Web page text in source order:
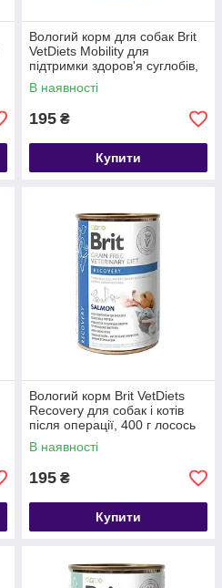
Вологий корм для собак Brit
VetDiets Mobility для
підтримки здоров'я суглобів,
400 г оселедець горошок
В наявності
195 ₴
Купити
Вологий корм Brit VetDiets
Recovery для собак і котів
після операції, 400 г лосось
В наявності
195 ₴
Купити